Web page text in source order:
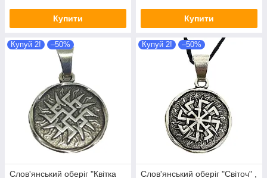
Купити Купити
Купуй 2! –50%
Слов'янський оберіг "Квітка
Купуй 2! –50%
Слов'янський оберіг "Світоч" ,